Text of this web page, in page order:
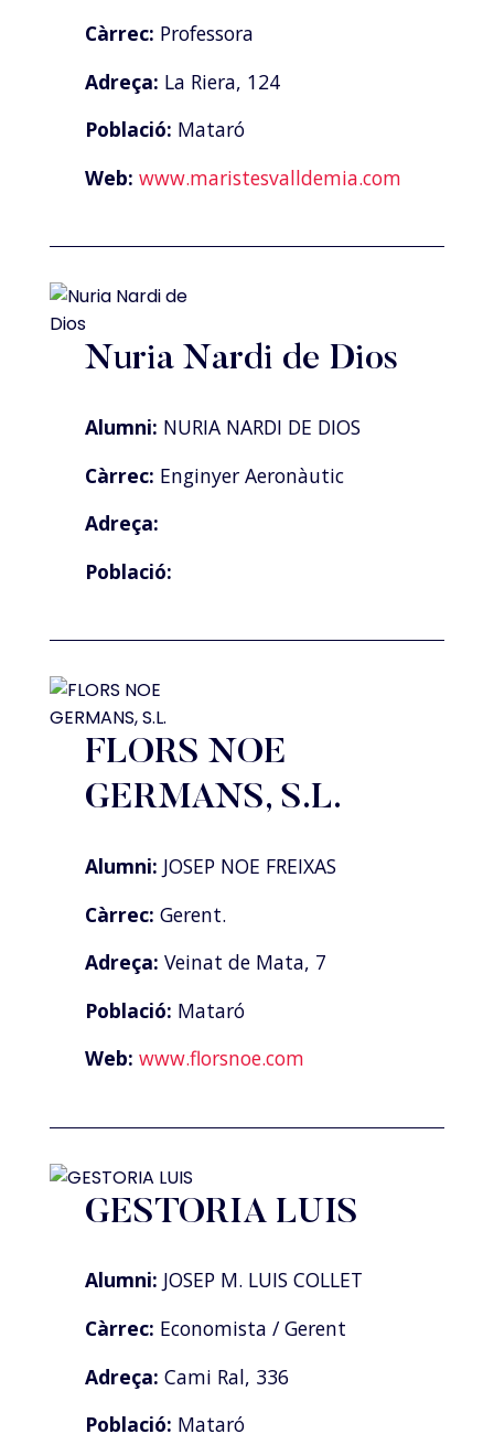
Càrrec: Professora
Adreça: La Riera, 124
Població: Mataró
Web: www.maristesvalldemia.com
Nuria Nardi de Dios
Alumni: NURIA NARDI DE DIOS
Càrrec: Enginyer Aeronàutic
Adreça:
Població:
FLORS NOE
GERMANS, S.L.
Alumni: JOSEP NOE FREIXAS
Càrrec: Gerent.
Adreça: Veinat de Mata, 7
Població: Mataró
Web: www.florsnoe.com
GESTORIA LUIS
Alumni: JOSEP M. LUIS COLLET
Càrrec: Economista / Gerent
Adreça: Cami Ral, 336
Població: Mataró